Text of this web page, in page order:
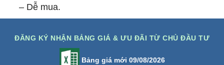
– Dễ mua.
ĐĂNG KÝ NHẬN BẢNG GIÁ & ƯU ĐÃI TỪ CHỦ ĐẦU TƯ
Bảng giá mới 09/08/2026